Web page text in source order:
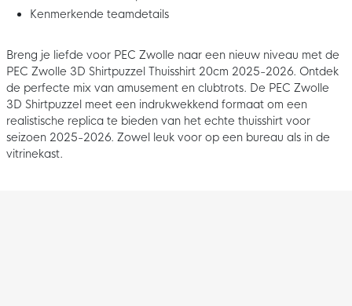
Kenmerkende teamdetails
Breng je liefde voor PEC Zwolle naar een nieuw niveau met de
PEC Zwolle 3D Shirtpuzzel Thuisshirt 20cm 2025-2026. Ontdek
de perfecte mix van amusement en clubtrots. De PEC Zwolle
3D Shirtpuzzel meet een indrukwekkend formaat om een
realistische replica te bieden van het echte thuisshirt voor
seizoen 2025-2026. Zowel leuk voor op een bureau als in de
vitrinekast.